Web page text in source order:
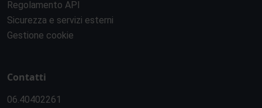
Regolamento API
Sicurezza e servizi esterni
Gestione cookie
Contatti
06.40402261